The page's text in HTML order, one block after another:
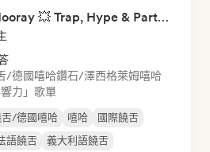
Hip Hop Hooray 💥 Trap, Hype & Party Rap Bangers
/德國嘻哈鑽石/澤西格萊姆嘻哈
力」歌單
/德國嘻哈 嘻哈
國際饒舌
語饒舌 義大利語饒舌